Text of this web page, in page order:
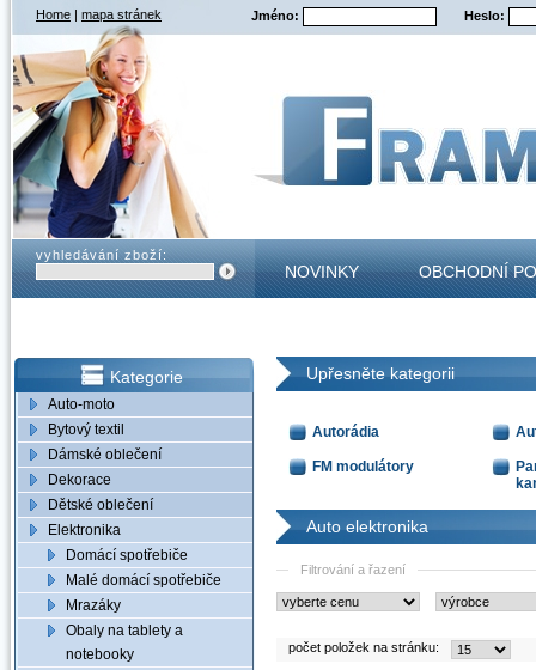
Home | mapa stránek Jméno: Heslo:
vyhledávání zboží:
NOVINKY OBCHODNÍ
Kategorie
Auto-moto
Bytový textil
Dámské oblečení
Dekorace
Dětské oblečení
Elektronika
Domácí spotřebiče
Malé domácí spotřebiče
Mrazáky
Obaly na tablety a
notebooky
Upřesněte kategorii
Autorádia
FM modulátory
Auto elektronika
Filtrování a řazení
počet položek na stránku: